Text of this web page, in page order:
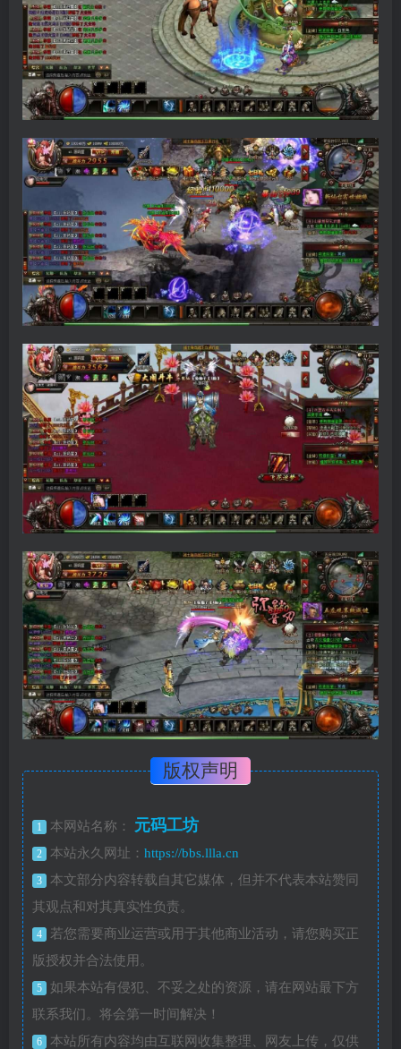
版权声明
1 本网站名称： 元码工坊
2 本站永久网址： https://bbs.llla.cn
3
本文部分内容转载自其它媒体，但并不代表本站赞同
其观点和对其真实性负责。
4
若您需要商业运营或用于其他商业活动，请您购买正
版授权并合法使用。
5
如果本站有侵犯、不妥之处的资源，请在网站最下方
联系我们。将会第一时间解决！
6
本站所有内容均由互联网收集整理、网友上传，仅供